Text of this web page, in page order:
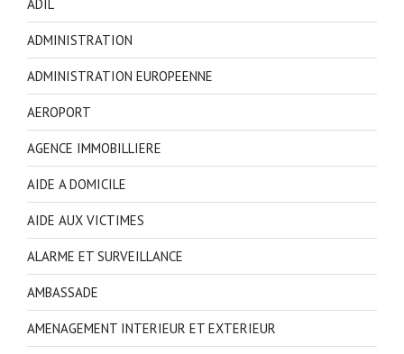
ADIL
ADMINISTRATION
ADMINISTRATION EUROPEENNE
AEROPORT
AGENCE IMMOBILLIERE
AIDE A DOMICILE
AIDE AUX VICTIMES
ALARME ET SURVEILLANCE
AMBASSADE
AMENAGEMENT INTERIEUR ET EXTERIEUR